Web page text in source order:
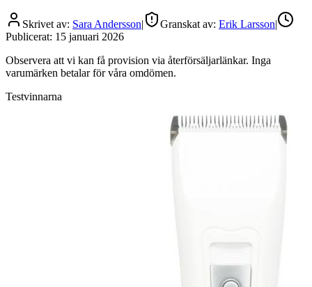
Skrivet av: Sara Andersson| Granskat av: Erik Larsson|
Publicerat: 15 januari 2026
Observera att vi kan få provision via återförsäljarlänkar. Inga
varumärken betalar för våra omdömen.
Testvinnarna